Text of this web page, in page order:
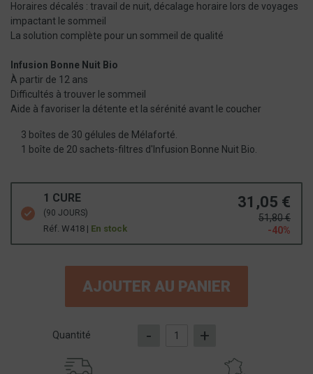
Horaires décalés : travail de nuit, décalage horaire lors de voyages
impactant le sommeil
La solution complète pour un sommeil de qualité
Infusion Bonne Nuit Bio
À partir de 12 ans
Difficultés à trouver le sommeil
Aide à favoriser la détente et la sérénité avant le coucher
3 boîtes de 30 gélules de Mélaforté.
1 boîte de 20 sachets-filtres d'Infusion Bonne Nuit Bio.
1 CURE
(90 JOURS)
Réf. W418 | En stock
31,05 €
51,80 €
-40%
AJOUTER AU PANIER
Quantité - +